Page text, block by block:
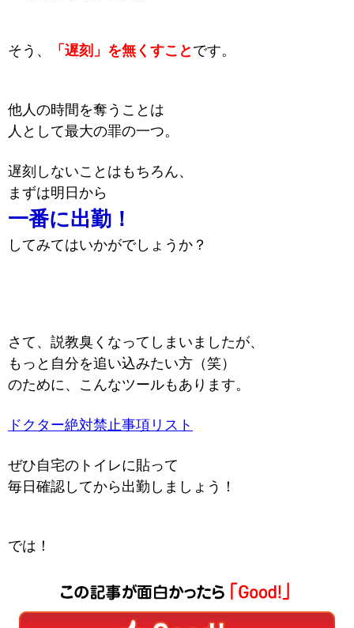
そう、 「遅刻」を無くすこと です。
他人の時間を奪うことは
人として最大の罪の一つ。
遅刻しないことはもちろん、
まずは明日から
一番に出勤！
してみてはいかがでしょうか？
さて、説教臭くなってしまいましたが、
もっと自分を追い込みたい方（笑）
のために、 こんなツールもあります。
ドクター絶対禁止事項リスト
ぜひ自宅のトイレに貼って
毎日確認してから出勤しましょう！
では！